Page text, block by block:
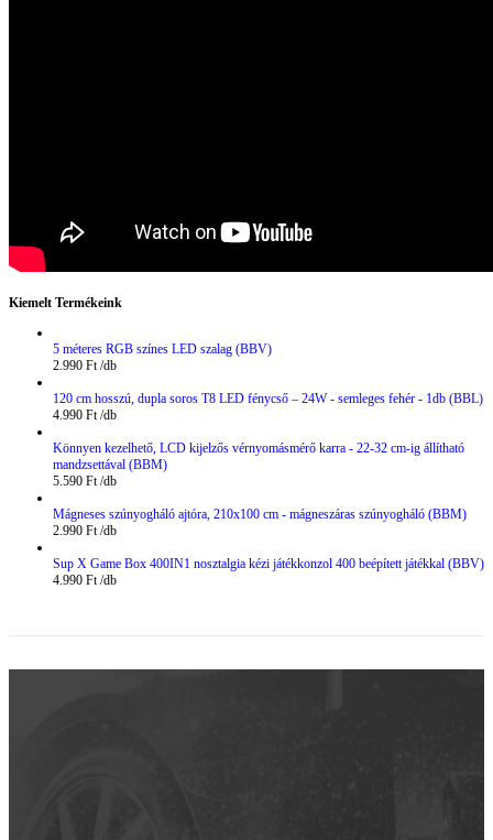
Kiemelt Termékeink
5 méteres RGB színes LED szalag (BBV)
2.990 Ft
120 cm hosszú, dupla soros T8 LED fénycső – 24W - semleges fehér - 1db (BBL)
4.990 Ft
Könnyen kezelhető, LCD kijelzős vérnyomásmérő karra - 22-32 cm-ig állítható
mandzsettával (BBM)
5.590 Ft
Mágneses szúnyogháló ajtóra, 210x100 cm - mágneszáras szúnyogháló (BBM)
2.990 Ft
Sup X Game Box 400IN1 nosztalgia kézi játékkonzol 400 beépített játékkal (BBV)
4.990 Ft